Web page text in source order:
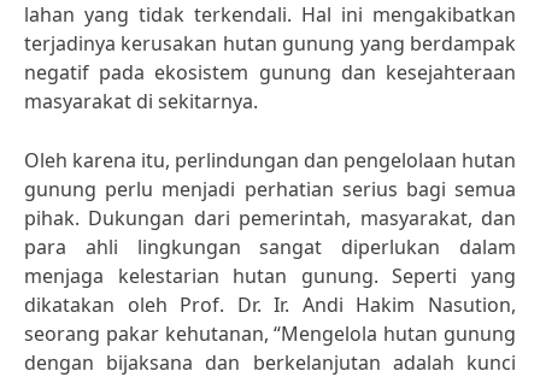
lahan yang tidak terkendali. Hal ini mengakibatkan
terjadinya kerusakan hutan gunung yang berdampak
negatif pada ekosistem gunung dan kesejahteraan
masyarakat di sekitarnya.
Oleh karena itu, perlindungan dan pengelolaan hutan
gunung perlu menjadi perhatian serius bagi semua
pihak. Dukungan dari pemerintah, masyarakat, dan
para ahli lingkungan sangat diperlukan dalam
menjaga kelestarian hutan gunung. Seperti yang
dikatakan oleh Prof. Dr. Ir. Andi Hakim Nasution,
seorang pakar kehutanan, “Mengelola hutan gunung
dengan bijaksana dan berkelanjutan adalah kunci